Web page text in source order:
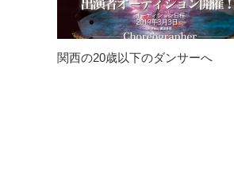
関西の20歳以下のダンサーへ